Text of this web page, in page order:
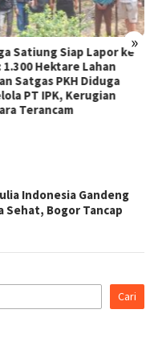
»
Satiung Siap Lapor ke
1.300 Hektare Lahan
Satgas PKH Diduga
PT IPK, Kerugian
Terancam
Indonesia Gandeng
Sehat, Bogor Tancap
Cari